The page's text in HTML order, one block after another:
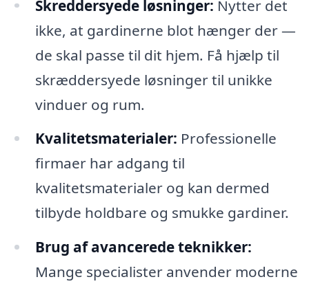
Skreddersyede løsninger: Nytter det
ikke, at gardinerne blot hænger der —
de skal passe til dit hjem. Få hjælp til
skræddersyede løsninger til unikke
vinduer og rum.
Kvalitetsmaterialer: Professionelle
firmaer har adgang til
kvalitetsmaterialer og kan dermed
tilbyde holdbare og smukke gardiner.
Brug af avancerede teknikker:
Mange specialister anvender moderne